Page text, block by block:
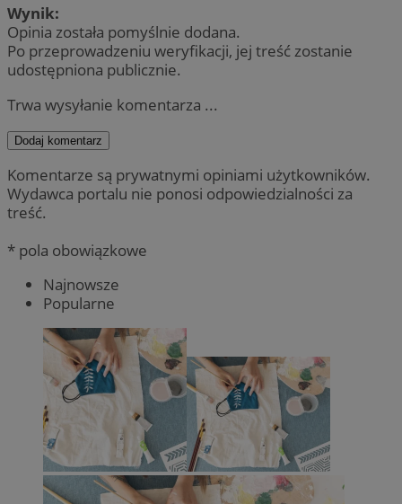
Wynik:
Opinia została pomyślnie dodana.
Po przeprowadzeniu weryfikacji, jej treść zostanie
udostępniona publicznie.
Trwa wysyłanie komentarza ...
Dodaj komentarz
Komentarze są prywatnymi opiniami użytkowników.
Wydawca portalu nie ponosi odpowiedzialności za
treść.
* pola obowiązkowe
Najnowsze
Popularne